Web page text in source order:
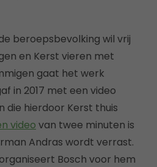
beroepsbevolking wil vrij
en Kerst vieren met
gaat het werk
in 2017 met een video
die hierdoor Kerst thuis
video van twee minuten is
Andras wordt verrast.
Bosch voor hem